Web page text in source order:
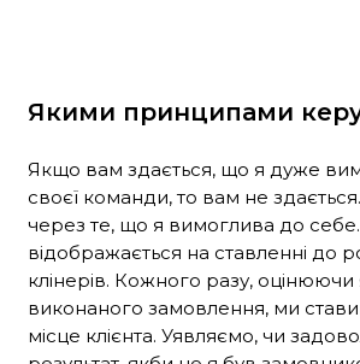
Якими принципами
Якщо вам здається, що я дуже
своєї команди, то вам не
через те, що я вимоглива до
відображається на ставленні до
клінерів. Кожного разу, оцінюючи
виконаного замовлення, ми
місце клієнта. Уявляємо, чи